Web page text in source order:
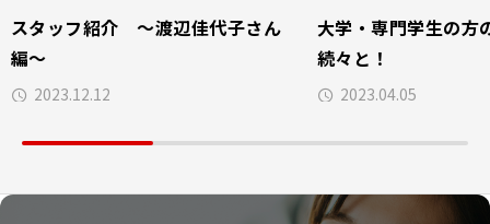
スタッフ紹介 ～渡辺佳代子さん
編～
2023.12.12
大学・専門学生の方
続々と！
2023.04.05